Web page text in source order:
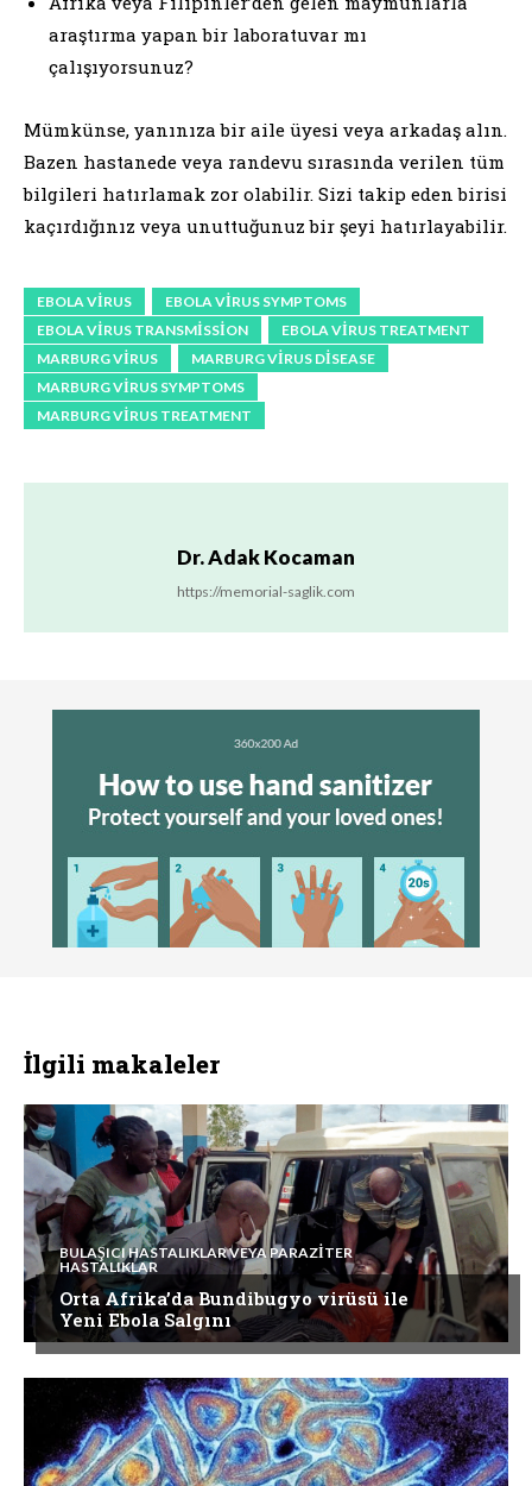
araştırma yapan bir laboratuvar mı
çalışıyorsunuz?
Mümkünse, yanınıza bir aile üyesi veya arkadaş alın.
Bazen hastanede veya randevu sırasında verilen tüm
bilgileri hatırlamak zor olabilir. Sizi takip eden birisi
kaçırdığınız veya unuttuğunuz bir şeyi hatırlayabilir.
EBOLA VIRUS
EBOLA VIRUS SYMPTOMS
EBOLA VIRUS TRANSMISSION
EBOLA VIRUS TREATMENT
MARBURG VIRUS
MARBURG VIRUS DISEASE
MARBURG VIRUS SYMPTOMS
MARBURG VIRUS TREATMENT
Dr. Adak Kocaman
https://memorial-saglik.com
İlgili makaleler
BULAŞICI HASTALIKLAR VEYA PARAZITER
HASTALIKLAR
Orta Afrika’da Bundibugyo virüsü ile
Yeni Ebola Salgını